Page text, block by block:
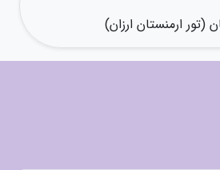
(تور ارمنستان ارزان)